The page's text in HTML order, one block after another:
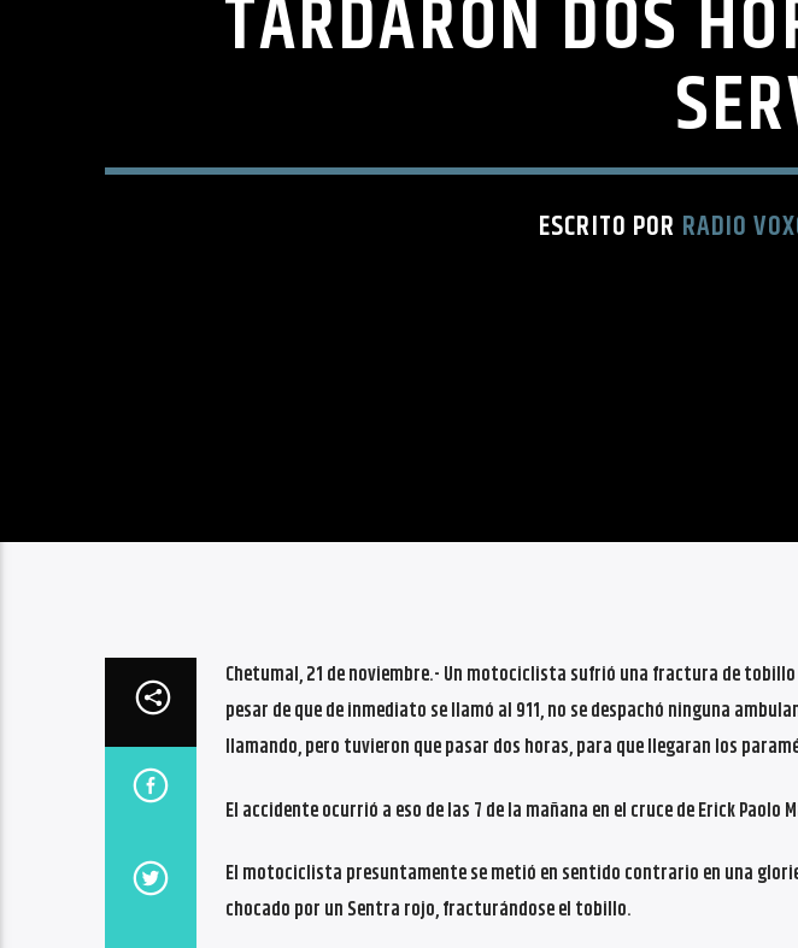
TARDARON DOS
ESCRITO POR RADIO
Chetumal, 21 de noviembre.- Un motociclista sufrió una fractura de
pesar de que de inmediato se llamó al 911, no se despachó ninguna
llamando, pero tuvieron que pasar dos horas, para que llegaran los
El accidente ocurrió a eso de las 7 de la mañana en el cruce de Erick Paolo
El motociclista presuntamente se metió en sentido contrario en una
chocado por un Sentra rojo, fracturándose el tobillo.